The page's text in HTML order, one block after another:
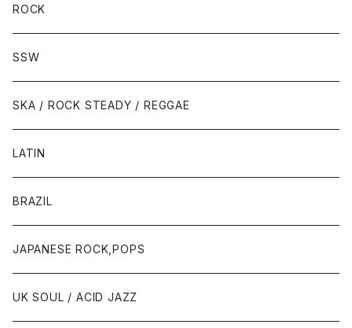
ROCK
SSW
SKA / ROCK STEADY / REGGAE
LATIN
BRAZIL
JAPANESE ROCK,POPS
UK SOUL / ACID JAZZ